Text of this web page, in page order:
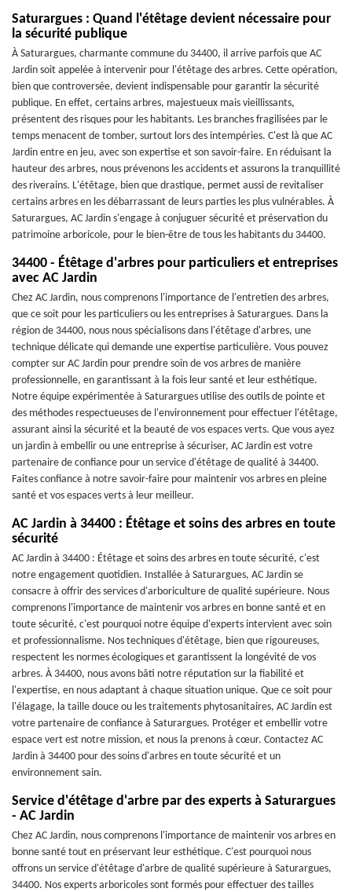
Saturargues : Quand l'étêtage devient nécessaire pour
la sécurité publique
À Saturargues, charmante commune du 34400, il arrive parfois que AC
Jardin soit appelée à intervenir pour l'étêtage des arbres. Cette opération,
bien que controversée, devient indispensable pour garantir la sécurité
publique. En effet, certains arbres, majestueux mais vieillissants,
présentent des risques pour les habitants. Les branches fragilisées par le
temps menacent de tomber, surtout lors des intempéries. C'est là que AC
Jardin entre en jeu, avec son expertise et son savoir-faire. En réduisant la
hauteur des arbres, nous prévenons les accidents et assurons la tranquillité
des riverains. L'étêtage, bien que drastique, permet aussi de revitaliser
certains arbres en les débarrassant de leurs parties les plus vulnérables. À
Saturargues, AC Jardin s'engage à conjuguer sécurité et préservation du
patrimoine arboricole, pour le bien-être de tous les habitants du 34400.
34400 - Étêtage d'arbres pour particuliers et entreprises
avec AC Jardin
Chez AC Jardin, nous comprenons l'importance de l'entretien des arbres,
que ce soit pour les particuliers ou les entreprises à Saturargues. Dans la
région de 34400, nous nous spécialisons dans l'étêtage d'arbres, une
technique délicate qui demande une expertise particulière. Vous pouvez
compter sur AC Jardin pour prendre soin de vos arbres de manière
professionnelle, en garantissant à la fois leur santé et leur esthétique.
Notre équipe expérimentée à Saturargues utilise des outils de pointe et
des méthodes respectueuses de l'environnement pour effectuer l'étêtage,
assurant ainsi la sécurité et la beauté de vos espaces verts. Que vous ayez
un jardin à embellir ou une entreprise à sécuriser, AC Jardin est votre
partenaire de confiance pour un service d'étêtage de qualité à 34400.
Faites confiance à notre savoir-faire pour maintenir vos arbres en pleine
santé et vos espaces verts à leur meilleur.
AC Jardin à 34400 : Étêtage et soins des arbres en toute
sécurité
AC Jardin à 34400 : Étêtage et soins des arbres en toute sécurité, c'est
notre engagement quotidien. Installée à Saturargues, AC Jardin se
consacre à offrir des services d'arboriculture de qualité supérieure. Nous
comprenons l'importance de maintenir vos arbres en bonne santé et en
toute sécurité, c'est pourquoi notre équipe d'experts intervient avec soin
et professionnalisme. Nos techniques d'étêtage, bien que rigoureuses,
respectent les normes écologiques et garantissent la longévité de vos
arbres. À 34400, nous avons bâti notre réputation sur la fiabilité et
l'expertise, en nous adaptant à chaque situation unique. Que ce soit pour
l'élagage, la taille douce ou les traitements phytosanitaires, AC Jardin est
votre partenaire de confiance à Saturargues. Protéger et embellir votre
espace vert est notre mission, et nous la prenons à cœur. Contactez AC
Jardin à 34400 pour des soins d'arbres en toute sécurité et un
environnement sain.
Service d'étêtage d'arbre par des experts à Saturargues
- AC Jardin
Chez AC Jardin, nous comprenons l'importance de maintenir vos arbres en
bonne santé tout en préservant leur esthétique. C'est pourquoi nous
offrons un service d'étêtage d'arbre de qualité supérieure à Saturargues,
34400. Nos experts arboricoles sont formés pour effectuer des tailles